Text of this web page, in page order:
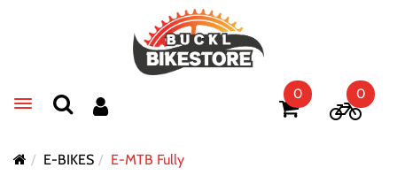
Toggle navigation
0 0
E-BIKES E-MTB Fully